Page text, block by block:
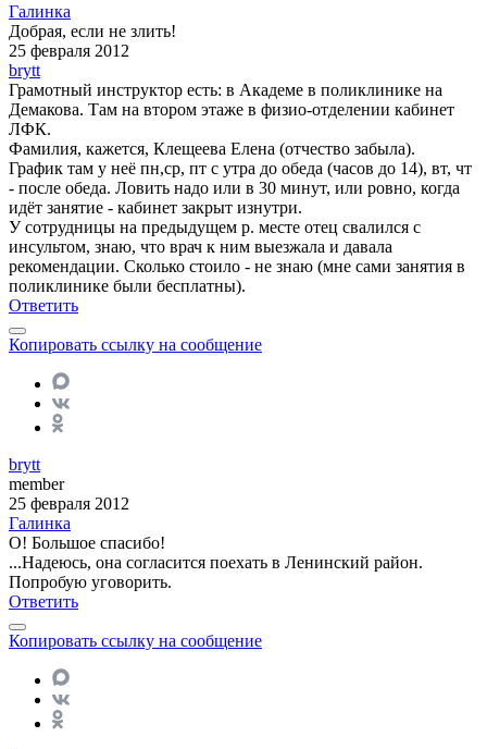
Галинка
Добрая, если не злить!
25 февраля 2012
brytt
Грамотный инструктор есть: в Академе в поликлинике на
Демакова. Там на втором этаже в физио-отделении кабинет
ЛФК.
Фамилия, кажется, Клещеева Елена (отчество забыла).
График там у неё пн,ср, пт с утра до обеда (часов до 14), вт, чт
- после обеда. Ловить надо или в 30 минут, или ровно, когда
идёт занятие - кабинет закрыт изнутри.
У сотрудницы на предыдущем р. месте отец свалился с
инсультом, знаю, что врач к ним выезжала и давала
рекомендации. Сколько стоило - не знаю (мне сами занятия в
поликлинике были бесплатны).
Ответить
Копировать ссылку на сообщение
brytt
member
25 февраля 2012
Галинка
О! Большое спасибо!
...Надеюсь, она согласится поехать в Ленинский район.
Попробую уговорить.
Ответить
Копировать ссылку на сообщение